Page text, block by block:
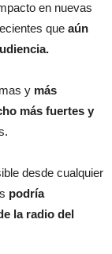
en nuevas
que aún
y más
más fuertes y
desde cualquier
podría
la radio del